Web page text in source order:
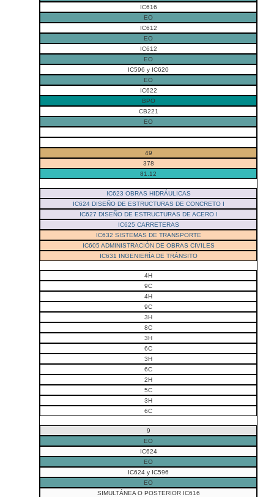
IC616
EO
IC612
EO
IC612
EO
IC596 y IC620
EO
IC622
BPO
CB221
EO
49
378
81.12
IC623 OBRAS HIDRÁULICAS
IC624 DISEÑO DE ESTRUCTURAS DE CONCRETO I
IC627 DISEÑO DE ESTRUCTURAS DE ACERO I
IC625 CARRETERAS
IC632 SISTEMAS DE TRANSPORTE
IC605 ADMINISTRACIÓN DE OBRAS CIVILES
IC631 INGENIERÍA DE TRÁNSITO
4H
9C
4H
9C
3H
8C
3H
6C
3H
6C
2H
5C
3H
6C
9
EO
IC624
EO
IC624 y IC596
EO
SIMULTÁNEA O POSTERIOR IC616